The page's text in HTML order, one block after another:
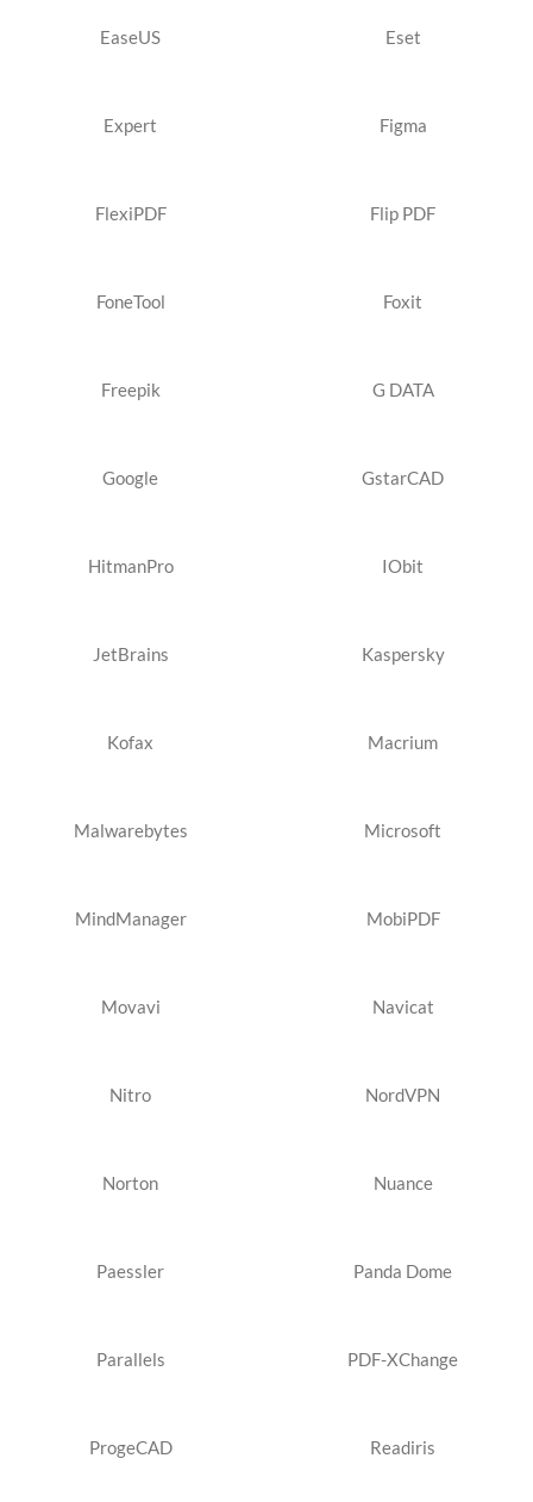
EaseUS Eset
Expert Figma
FlexiPDF Flip PDF
FoneTool Foxit
Freepik G DATA
Google GstarCAD
HitmanPro IObit
JetBrains Kaspersky
Kofax Macrium
Malwarebytes Microsoft
MindManager MobiPDF
Movavi Navicat
Nitro NordVPN
Norton Nuance
Paessler Panda Dome
Parallels PDF-XChange
ProgeCAD Readiris